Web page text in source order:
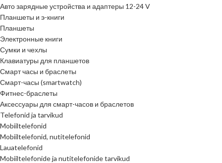
Авто зарядные устройства и адаптеры 12-24 V
Планшеты и э-книги
Планшеты
Электронные книги
Сумки и чехлы
Клавиатуры для планшетов
Смарт часы и браслеты
Смарт-часы (smartwatch)
Фитнес-браслеты
Аксессуары для смарт-часов и браслетов
Telefonid ja tarvikud
Mobiiltelefonid
Mobiiltelefonid, nutitelefonid
Lauatelefonid
Mobiiltelefonide ja nutitelefonide tarvikud